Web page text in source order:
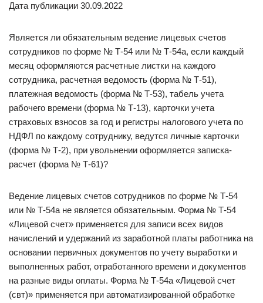
Дата публикации 30.09.2022
Является ли обязательным ведение лицевых счетов
сотрудников по форме № Т-54 или № Т-54а, если каждый
месяц оформляются расчетные листки на каждого
сотрудника, расчетная ведомость (форма № Т-51),
платежная ведомость (форма № Т-53), табель учета
рабочего времени (форма № Т-13), карточки учета
страховых взносов за год и регистры налогового учета по
НДФЛ по каждому сотруднику, ведутся личные карточки
(форма № Т-2), при увольнении оформляется записка-
расчет (форма № Т-61)?
Ведение лицевых счетов сотрудников по форме № Т-54
или № Т-54а не является обязательным. Форма № Т-54
«Лицевой счет» применяется для записи всех видов
начислений и удержаний из заработной платы работника на
основании первичных документов по учету выработки и
выполненных работ, отработанного времени и документов
на разные виды оплаты. Форма № Т-54а «Лицевой счет
(свт)» применяется при автоматизированной обработке